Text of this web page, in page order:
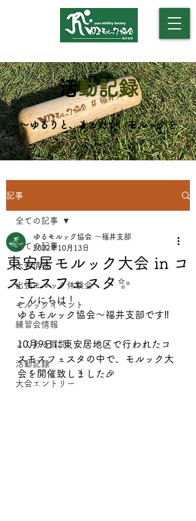
​活動記録
​～ゆるりと、まったり、モルックを
～
記事
全ての記事
大会情報
出張モルック体験会
モルックイベント
練習会情報
よくある質問
活動記録
大会エントリー
全ての記事
東安居モルック大会 in コ
スモスフェスタ✨
ゆるモルック協会 〜福井支部
2022年10月13日
こんにちは！
ゆるモルック協会〜福井支部です‼️
10月9日に東安居地区で行われたコ
スモスフェスタの中で、モルック大
会を開催致しました🎉